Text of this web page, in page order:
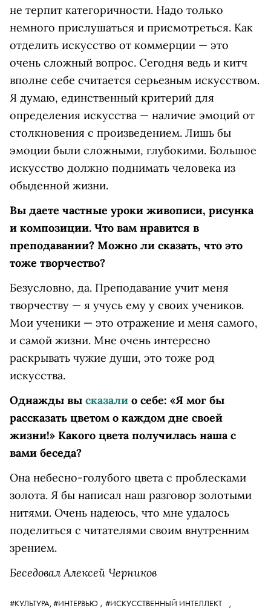
не терпит категоричности. Надо только
немного прислушаться и присмотреться. Как
отделить искусство от коммерции — это
очень сложный вопрос. Сегодня ведь и китч
вполне себе считается серьезным искусством.
Я думаю, единственный критерий для
определения искусства — наличие эмоций от
столкновения с произведением. Лишь бы
эмоции были сложными, глубокими. Большое
искусство должно поднимать человека из
обыденной жизни.
Вы даете частные уроки живописи, рисунка
и композиции. Что вам нравится в
преподавании? Можно ли сказать, что это
тоже творчество?
Безусловно, да. Преподавание учит меня
творчеству — я учусь ему у своих учеников.
Мои ученики — это отражение и меня самого,
и самой жизни. Мне очень интересно
раскрывать чужие души, это тоже род
искусства.
Однажды вы сказали о себе: «Я мог бы
рассказать цветом о каждом дне своей
жизни!» Какого цвета получилась наша с
вами беседа?
Она небесно-голубого цвета с проблесками
золота. Я бы написал наш разговор золотыми
нитями. Очень надеюсь, что мне удалось
поделиться с читателями своим внутренним
зрением.
Беседовал Алексей Черников
#КУЛЬТУРА, #ИНТЕРВЬЮ , #ИСКУССТВЕННЫЙ ИНТЕЛЛЕКТ
,